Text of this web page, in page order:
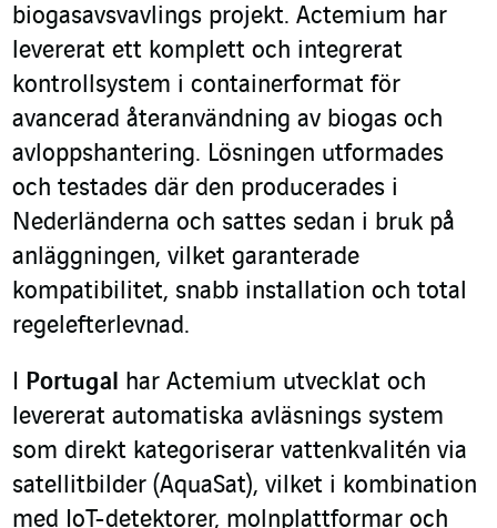
biogasavsvavlings projekt. Actemium har
levererat ett komplett och integrerat
kontrollsystem i containerformat för
avancerad återanvändning av biogas och
avloppshantering. Lösningen utformades
och testades där den producerades i
Nederländerna och sattes sedan i bruk på
anläggningen, vilket garanterade
kompatibilitet, snabb installation och total
regelefterlevnad.
I Portugal har Actemium utvecklat och
levererat automatiska avläsnings system
som direkt kategoriserar vattenkvalitén via
satellitbilder (AquaSat), vilket i kombination
med IoT-detektorer, molnplattformar och